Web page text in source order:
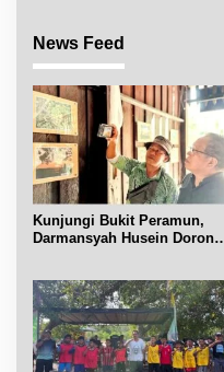
News Feed
Kunjungi Bukit Peramun,
Darmansyah Husein Dorong